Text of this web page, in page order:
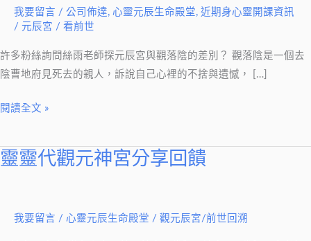
我要留言 / 公司佈達, 心靈元辰生命殿堂, 近期身心靈開課資訊
/ 元辰宮 / 看前世
許多粉絲詢問絲雨老師探元辰宮與觀落陰的差別？ 觀落陰是一個去
陰曹地府見死去的親人，訴說自己心裡的不捨與遺憾， […]
師
（第
屆）
閱讀全文 »
靈靈代觀元神宮分享回饋
我要留言 / 心靈元辰生命殿堂 / 觀元辰宮/前世回溯
靈